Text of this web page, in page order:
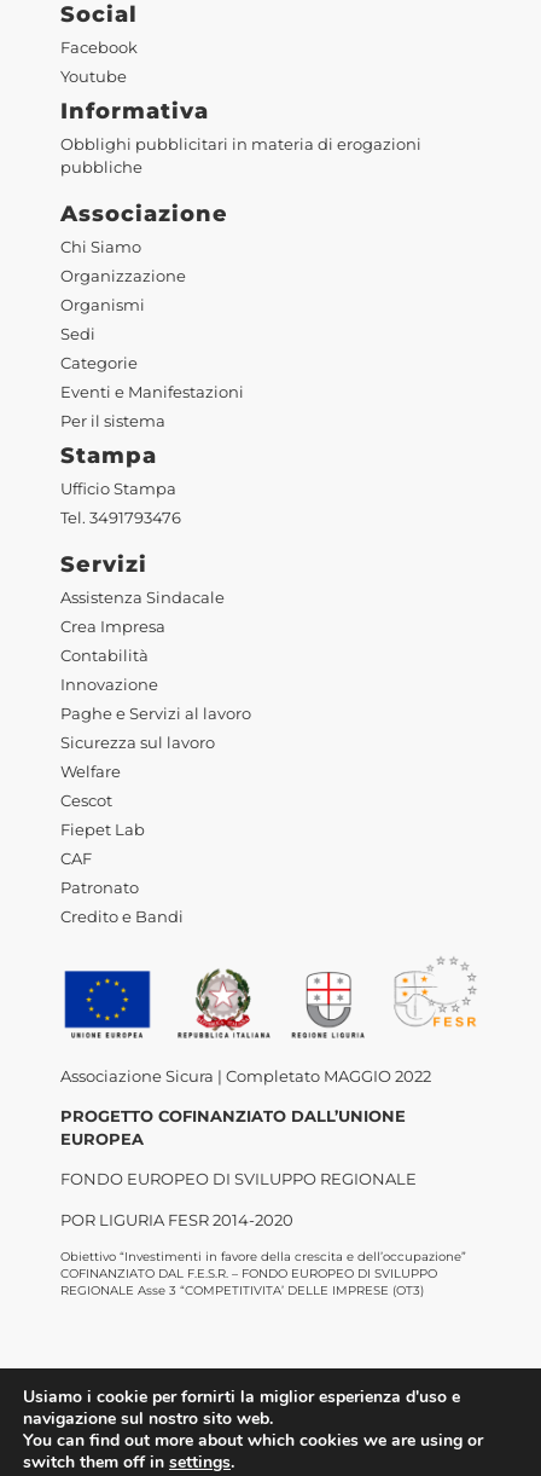
Social
Facebook
Youtube
Informativa
Obblighi pubblicitari in materia di erogazioni
pubbliche
Associazione
Chi Siamo
Organizzazione
Organismi
Sedi
Categorie
Eventi e Manifestazioni
Per il sistema
Stampa
Ufficio Stampa
Tel. 3491793476
Servizi
Assistenza Sindacale
Crea Impresa
Contabilità
Innovazione
Paghe e Servizi al lavoro
Sicurezza sul lavoro
Welfare
Cescot
Fiepet Lab
CAF
Patronato
Credito e Bandi
Associazione Sicura | Completato MAGGIO 2022
PROGETTO COFINANZIATO DALL’UNIONE
EUROPEA
FONDO EUROPEO DI SVILUPPO REGIONALE
POR LIGURIA FESR 2014-2020
Obiettivo “Investimenti in favore della crescita e dell’occupazione”
COFINANZIATO DAL F.E.S.R. – FONDO EUROPEO DI SVILUPPO
REGIONALE Asse 3 “COMPETITIVITA’ DELLE IMPRESE (OT3)
©2022 Confesercenti Genova |
Usiamo i cookie per fornirti la miglior esperienza d'uso e
navigazione sul nostro sito web.
You can find out more about which cookies we are using or
switch them off in settings.